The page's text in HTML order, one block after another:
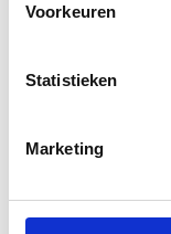
Voorkeuren
Statistieken
Marketing
IXS Tour